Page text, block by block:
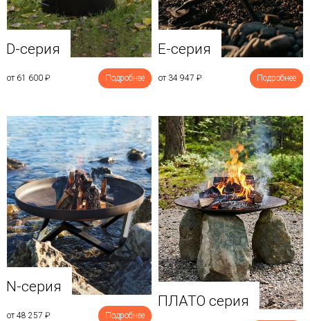
D-серия
от 61 600 ₽ Подробнее
E-серия
от 34 947 ₽ Подробнее
N-серия
от 48 257 ₽ Подробнее
ПЛАТО серия